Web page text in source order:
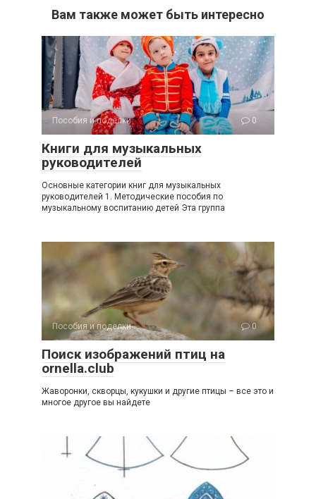
Вам также может быть интересно
Пособия и поделки 0
Книги для музыкальных
руководителей
Основные категории книг для музыкальных
руководителей 1. Методические пособия по
музыкальному воспитанию детей Эта группа
Пособия и поделки 0
Поиск изображений птиц на
ornella.club
Жаворонки, скворцы, кукушки и другие птицы – все это и
многое другое вы найдете